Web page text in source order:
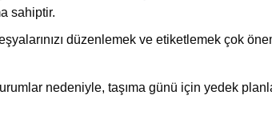
sahiptir.
düzenlemek ve etiketlemek çok
nedeniyle, taşıma günü için yedek